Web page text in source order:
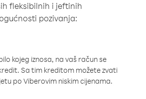
fleksibilnih i jeftinih
pozivanja:
kojeg iznosa, na vaš račun se
Sa tim kreditom možete zvati
po Viberovim niskim cijenama.